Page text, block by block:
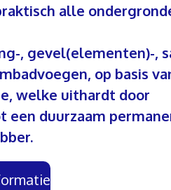
alle
, gevel(elementen)-,
op basis
welke uithardt door
een duurzaam